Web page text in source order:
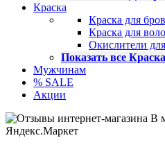
Краска
Краска для
Краска для
Окислители
Показать все Краска
Мужчинам
% SALE
Акции